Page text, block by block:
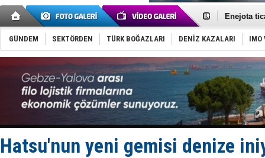
Enejota
Denizcilik
‘14.
Taksi
TÜRKLİM
SOCAR da
D-Marin,
GÜNDEM SEKTÖRDEN TÜRK BOĞAZLARI DENİZ KAZALARI IMO
Hatsu'nun yeni gemisi denize